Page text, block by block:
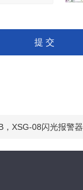
，XSG-08闪光报警器